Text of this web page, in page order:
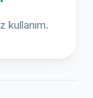
kullanım.